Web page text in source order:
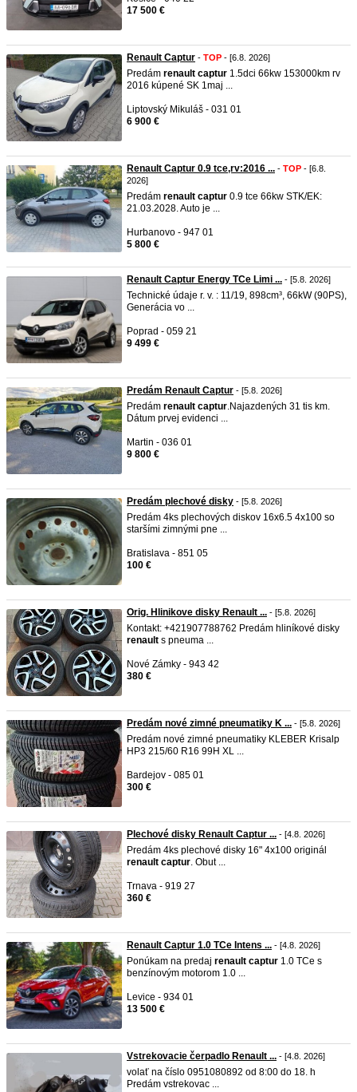
17 500 €
Renault Captur - TOP - [6.8. 2026]
Predám renault captur 1.5dci 66kw 153000km rv
2016 kúpené SK 1maj ...
Liptovský Mikuláš - 031 01
6 900 €
Renault Captur 0.9 tce,rv:2016 ... - TOP - [6.8.
2026]
Predám renault captur 0.9 tce 66kw STK/EK:
21.03.2028. Auto je ...
Hurbanovo - 947 01
5 800 €
Renault Captur Energy TCe Limi ... - [5.8. 2026]
Technické údaje r. v. : 11/19, 898cm³, 66kW (90PS),
Generácia vo ...
Poprad - 059 21
9 499 €
Predám Renault Captur - [5.8. 2026]
Predám renault captur.Najazdených 31 tis km.
Dátum prvej evidenci ...
Martin - 036 01
9 800 €
Predám plechové disky - [5.8. 2026]
Predám 4ks plechových diskov 16x6.5 4x100 so
staršími zimnými pne ...
Bratislava - 851 05
100 €
Orig. Hlinikove disky Renault ... - [5.8. 2026]
Kontakt: +421907788762 Predám hliníkové disky
renault s pneuma ...
Nové Zámky - 943 42
380 €
Predám nové zimné pneumatiky K ... - [5.8. 2026]
Predám nové zimné pneumatiky KLEBER Krisalp
HP3 215/60 R16 99H XL ...
Bardejov - 085 01
300 €
Plechové disky Renault Captur ... - [4.8. 2026]
Predám 4ks plechové disky 16" 4x100 originál
renault captur. Obut ...
Trnava - 919 27
360 €
Renault Captur 1.0 TCe Intens ... - [4.8. 2026]
Ponúkam na predaj renault captur 1.0 TCe s
benzínovým motorom 1.0 ...
Levice - 934 01
13 500 €
Vstrekovacie čerpadlo Renault ... - [4.8. 2026]
volať na číslo 0951080892 od 8:00 do 18. h
Predám vstrekovac ...